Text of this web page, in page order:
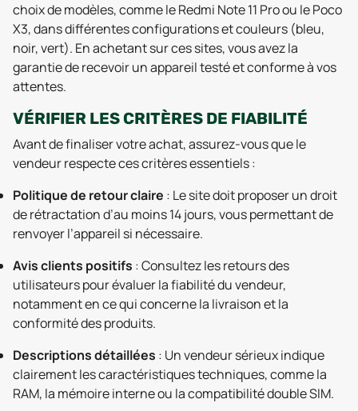
choix de modèles, comme le Redmi Note 11 Pro ou le Poco
X3, dans différentes configurations et couleurs (bleu,
noir, vert). En achetant sur ces sites, vous avez la
garantie de recevoir un appareil testé et conforme à vos
attentes.
VÉRIFIER LES CRITÈRES DE FIABILITÉ
Avant de finaliser votre achat, assurez-vous que le
vendeur respecte ces critères essentiels :
Politique de retour claire : Le site doit proposer un droit
de rétractation d’au moins 14 jours, vous permettant de
renvoyer l’appareil si nécessaire.
Avis clients positifs : Consultez les retours des
utilisateurs pour évaluer la fiabilité du vendeur,
notamment en ce qui concerne la livraison et la
conformité des produits.
Descriptions détaillées : Un vendeur sérieux indique
clairement les caractéristiques techniques, comme la
RAM, la mémoire interne ou la compatibilité double SIM.